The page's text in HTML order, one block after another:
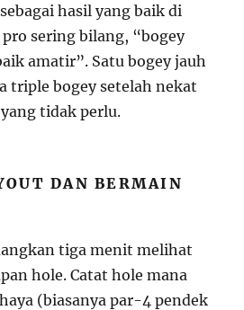
hasil yang baik di
sering bilang, “bogey
amatir”. Satu bogey jauh
triple bogey setelah nekat
tidak perlu.
DAN BERMAIN
tiga menit melihat
hole. Catat hole mana
(biasanya par-4 pendek